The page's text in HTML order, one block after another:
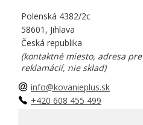
Polenská 4382/2c
58601, Jihlava
Česká republika
(kontaktné miesto, adresa
reklamácií, nie sklad)
info@kovanieplus.sk
+420 608 455 499